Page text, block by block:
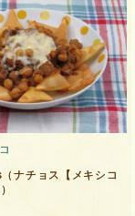
（ナチョス【メキシコ